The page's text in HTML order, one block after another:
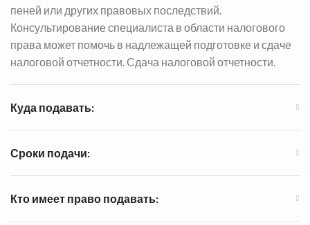
пеней или других правовых последствий.
Консультирование специалиста в области налогового
права может помочь в надлежащей подготовке и сдаче
налоговой отчетности. Сдача налоговой отчетности.
Куда подавать:
Сроки подачи:
Кто имеет право подавать: